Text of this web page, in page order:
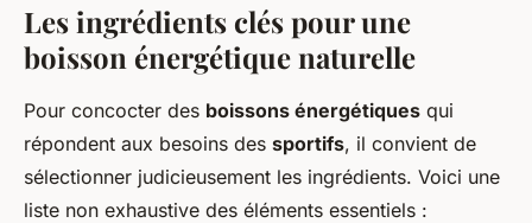
Les ingrédients clés pour une
boisson énergétique naturelle
Pour concocter des boissons énergétiques qui
répondent aux besoins des sportifs, il convient de
sélectionner judicieusement les ingrédients. Voici une
liste non exhaustive des éléments essentiels :